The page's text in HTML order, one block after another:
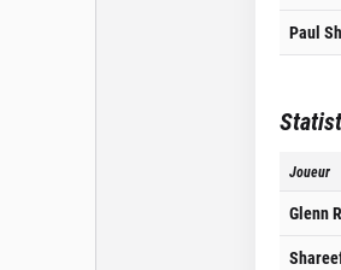
Paul
Joueur
Glenn